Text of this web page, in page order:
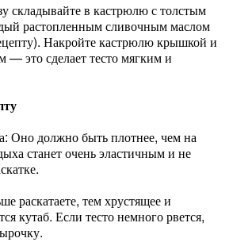
складывайте в кастрюлю с толстым
растопленным сливочным маслом
Накройте кастрюлю крышкой и
— это сделает тесто мягким и
Оно должно быть плотнее, чем на
станет очень эластичным и не
раскатаете, тем хрустящее и
кутаб. Если тесто немного рвется,